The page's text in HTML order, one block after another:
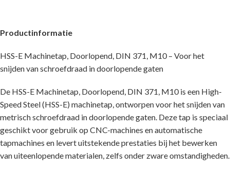
Productinformatie
HSS-E Machinetap, Doorlopend, DIN 371, M10 – Voor het
snijden van schroefdraad in doorlopende gaten
De HSS-E Machinetap, Doorlopend, DIN 371, M10 is een High-
Speed Steel (HSS-E) machinetap, ontworpen voor het snijden van
metrisch schroefdraad in doorlopende gaten. Deze tap is speciaal
geschikt voor gebruik op CNC-machines en automatische
tapmachines en levert uitstekende prestaties bij het bewerken
van uiteenlopende materialen, zelfs onder zware omstandigheden.